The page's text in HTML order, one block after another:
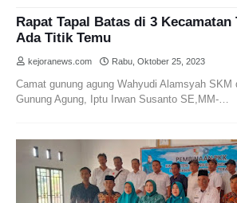
Rapat Tapal Batas di 3 Kecamatan
Ada Titik Temu
kejoranews.com Rabu, Oktober 25, 2023
Camat gunung agung Wahyudi Alamsyah SKM
Gunung Agung, Iptu Irwan Susanto SE,MM-…